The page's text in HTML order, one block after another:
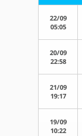
22/09
05:05
20/09
22:58
21/09
19:17
19/09
10:22